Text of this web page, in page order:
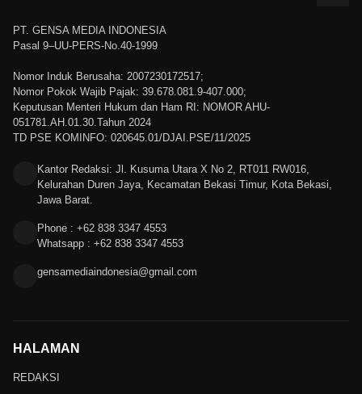
PT. GENSA MEDIA INDONESIA
Pasal 9–UU-PERS-No.40-1999
Nomor Induk Berusaha: 2007230172517;
Nomor Pokok Wajib Pajak: 39.678.081.9-407.000;
Keputusan Menteri Hukum dan Ham RI: NOMOR AHU-
051781.AH.01.30.Tahun 2024
TD PSE KOMINFO: 020645.01/DJAI.PSE/11/2025
Kantor Redaksi: Jl. Kusuma Utara X No 2, RT011 RW016,
Kelurahan Duren Jaya, Kecamatan Bekasi Timur, Kota Bekasi,
Jawa Barat.
Phone : +62 838 3347 4553
Whatsapp : +62 838 3347 4553
gensamediaindonesia@gmail.com
HALAMAN
REDAKSI